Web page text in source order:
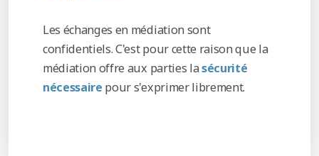
Les échanges en médiation sont
confidentiels. C'est pour cette raison que la
médiation offre aux parties lasécurité
nécessaire pour s'exprimer librement.